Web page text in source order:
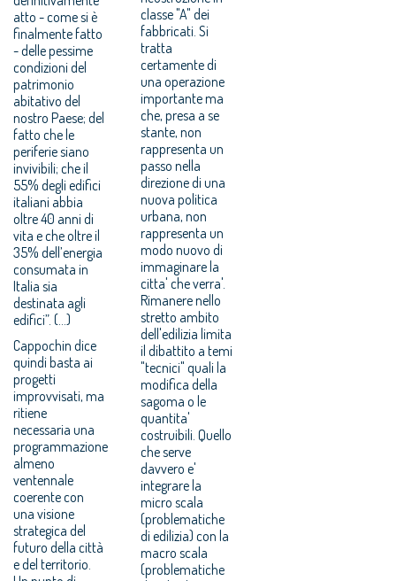
atto - come si è
finalmente fatto
- delle pessime
condizioni del
patrimonio
abitativo del
nostro Paese; del
fatto che le
periferie siano
invivibili; che il
55% degli edifici
italiani abbia
oltre 40 anni di
vita e che oltre il
35% dell’energia
consumata in
Italia sia
destinata agli
edifici”. (...)
Cappochin dice
quindi basta ai
progetti
improvvisati, ma
ritiene
necessaria una
programmazione
almeno
ventennale
coerente con
una visione
strategica del
futuro della città
e del territorio.
classe "A" dei
fabbricati. Si
tratta
certamente di
una operazione
importante ma
che, presa a se
stante, non
rappresenta un
passo nella
direzione di una
nuova politica
urbana, non
rappresenta un
modo nuovo di
immaginare la
citta' che verra'.
Rimanere nello
stretto ambito
dell'edilizia limita
il dibattito a temi
"tecnici" quali la
modifica della
sagoma o le
quantita'
costruibili. Quello
che serve
davvero e'
integrare la
micro scala
(problematiche
di edilizia) con la
macro scala
(problematiche